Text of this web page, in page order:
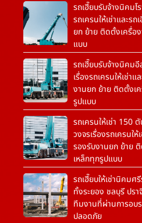
รถเฮี๊ยบรับจ้างนิคมโ
รถเครนให้เช่าและร
ยก ย้าย ติดตั้งเครื่อ
แบบ
รถเฮี๊ยบรับจ้างนิคม
เรื่องรถเครนให้เช่า
งานยก ย้าย ติดตั้งเ
รูปแบบ
รถเครนให้เช่า
วงจรเรื่องรถเครนใ
รองรับงานยก ย้าย
เหล็กทุกรูปแบบ
รถเฮี๊ยบให้เช่านิคมศ
ทั้งระยอง ชลบุรี ปร
ทีมงานที่ผ่านการอบ
ปลอดภัย